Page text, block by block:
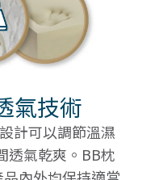
氣技術
計可以調節溫濕
透氣乾爽。BB枕